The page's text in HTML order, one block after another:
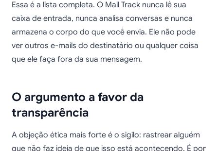
Essa é a lista completa. O Mail Track nunca lê sua
caixa de entrada, nunca analisa conversas e nunca
armazena o corpo do que você envia. Ele não pode
ver outros e-mails do destinatário ou qualquer coisa
que ele faça fora da sua mensagem.
O argumento a favor da
transparência
A objeção ética mais forte é o sigilo: rastrear alguém
que não faz ideia de que isso está acontecendo. É por